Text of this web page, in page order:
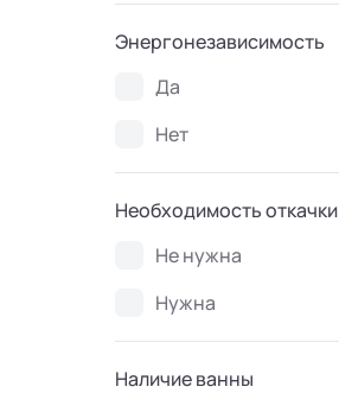
Энергонезависимость
Да
Нет
Необходимость откачки
Не нужна
Нужна
Наличие ванны